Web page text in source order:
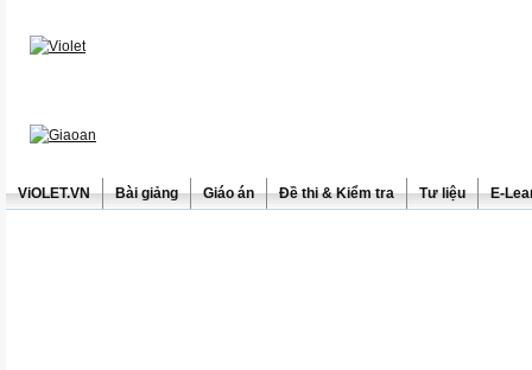
ViOLET.VN Bài giảng Giáo án Đề thi & Kiểm tra Tư liệu E-